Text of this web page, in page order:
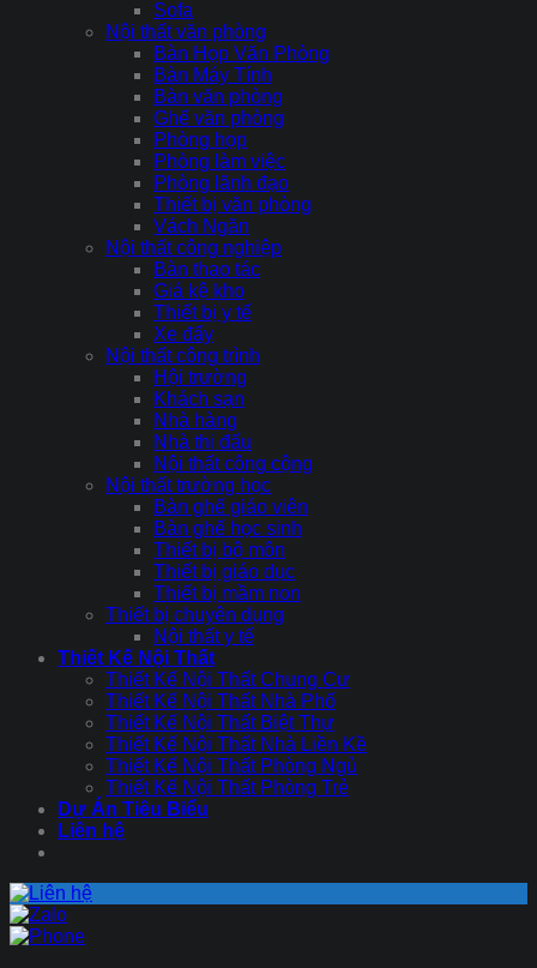
Sofa
Nội thất văn phòng
Bàn Họp Văn Phòng
Bàn Máy Tính
Bàn văn phòng
Ghế văn phòng
Phòng họp
Phòng làm việc
Phòng lãnh đạo
Thiết bị văn phòng
Vách Ngăn
Nội thất công nghiệp
Bàn thao tác
Giá kệ kho
Thiết bị y tế
Xe đẩy
Nội thất công trình
Hội trường
Khách sạn
Nhà hàng
Nhà thi đấu
Nội thất công cộng
Nội thất trường học
Bàn ghế giáo viên
Bàn ghế học sinh
Thiết bị bộ môn
Thiết bị giáo dục
Thiết bị mầm non
Thiết bị chuyên dụng
Nội thất y tế
Thiết Kế Nội Thất
Thiết Kế Nội Thất Chung Cư
Thiết Kế Nội Thất Nhà Phố
Thiết Kế Nội Thất Biệt Thự
Thiết Kế Nội Thất Nhà Liền Kề
Thiết Kế Nội Thất Phòng Ngủ
Thiết Kế Nội Thất Phòng Trẻ
Dự Án Tiêu Biểu
Liên hệ